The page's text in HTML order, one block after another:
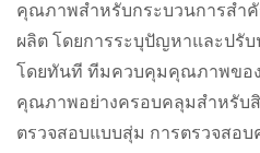
คุณภาพสำหรับกระบวนการสำ
ผลิต โดยการระบุปัญหาและปรั
โดยทันที ทีมควบคุมคุณภาพของ
คุณภาพอย่างครอบคลุมสำหรับสิ
ตรวจสอบแบบสุ่ม การตรวจสอ